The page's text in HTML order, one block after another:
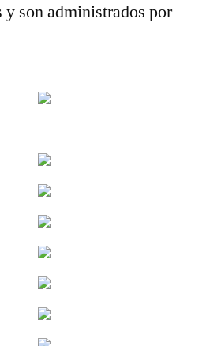
y son administrados por